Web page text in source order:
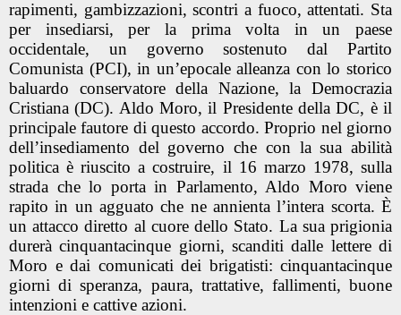
rapimenti, gambizzazioni, scontri a fuoco, attentati. Sta
per insediarsi, per la prima volta in un paese
occidentale, un governo sostenuto dal Partito
Comunista (PCI), in un’epocale alleanza con lo storico
baluardo conservatore della Nazione, la Democrazia
Cristiana (DC). Aldo Moro, il Presidente della DC, è il
principale fautore di questo accordo. Proprio nel giorno
dell’insediamento del governo che con la sua abilità
politica è riuscito a costruire, il 16 marzo 1978, sulla
strada che lo porta in Parlamento, Aldo Moro viene
rapito in un agguato che ne annienta l’intera scorta. È
un attacco diretto al cuore dello Stato. La sua prigionia
durerà cinquantacinque giorni, scanditi dalle lettere di
Moro e dai comunicati dei brigatisti: cinquantacinque
giorni di speranza, paura, trattative, fallimenti, buone
intenzioni e cattive azioni.